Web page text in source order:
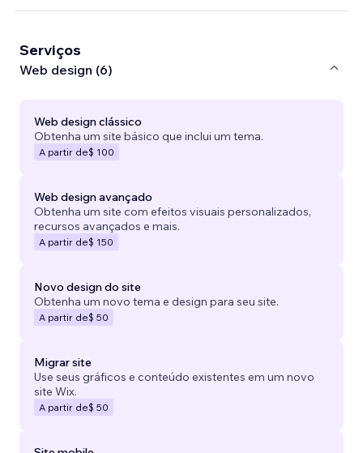
Serviços
Web design (6)
Web design clássico
Obtenha um site básico que inclui um tema.
A partir de$ 100
Web design avançado
Obtenha um site com efeitos visuais personalizados,
recursos avançados e mais.
A partir de$ 150
Novo design do site
Obtenha um novo tema e design para seu site.
A partir de$ 50
Migrar site
Use seus gráficos e conteúdo existentes em um novo
site Wix.
A partir de$ 50